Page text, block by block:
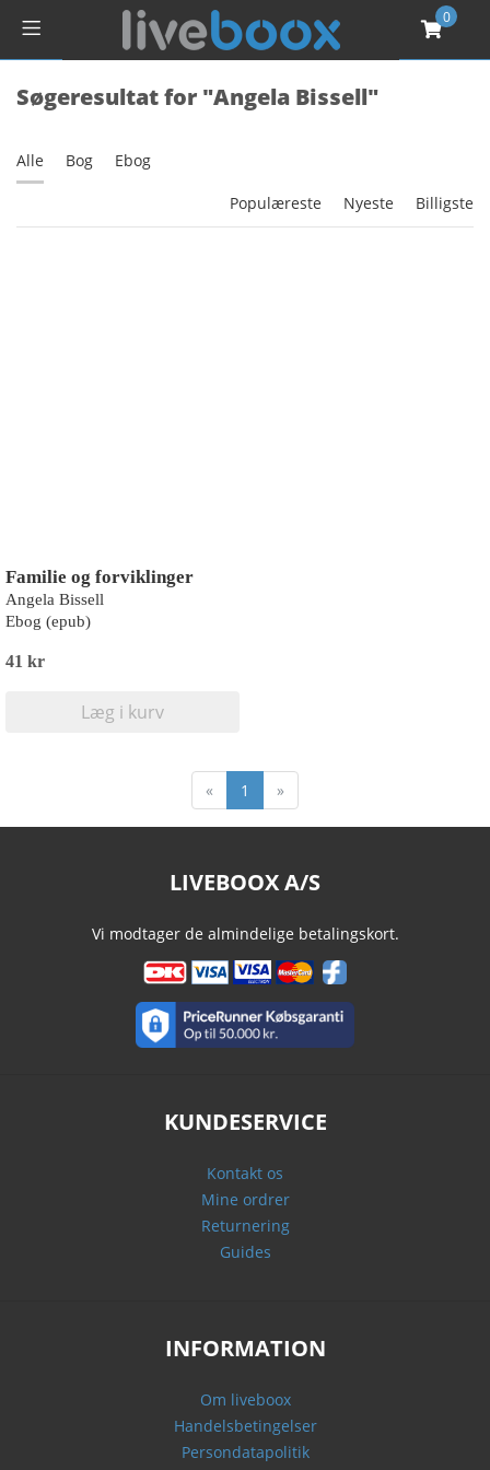
0
Søgeresultat for "Angela Bissell"
Alle Bog Ebog
Populæreste Nyeste Billigste
Familie og forviklinger
Angela Bissell
Ebog (epub)
41 kr
Læg i kurv
« 1 »
LIVEBOOX A/S
Vi modtager de almindelige betalingskort.
KUNDESERVICE
Kontakt os
Mine ordrer
Returnering
Guides
INFORMATION
Om liveboox
Handelsbetingelser
Persondatapolitik